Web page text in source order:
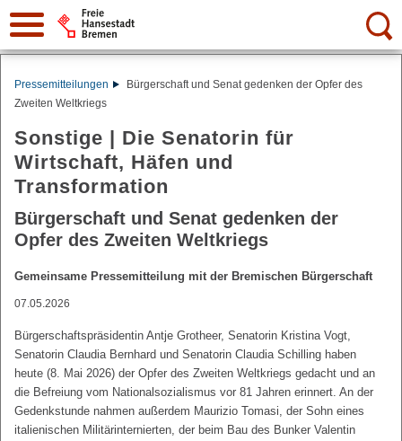
Suche:
Pressemitteilungen
Bürgerschaft und Senat gedenken der Opfer des
Zweiten Weltkriegs
Sonstige | Die Senatorin für
Wirtschaft, Häfen und
Transformation
Bürgerschaft und Senat gedenken der
Opfer des Zweiten Weltkriegs
Gemeinsame Pressemitteilung mit der Bremischen Bürgerschaft
07.05.2026
Bürgerschaftspräsidentin Antje Grotheer, Senatorin Kristina Vogt,
Senatorin Claudia Bernhard und Senatorin Claudia Schilling haben
heute (8. Mai 2026) der Opfer des Zweiten Weltkriegs gedacht und an
die Befreiung vom Nationalsozialismus vor 81 Jahren erinnert. An der
Gedenkstunde nahmen außerdem Maurizio Tomasi, der Sohn eines
italienischen Militärinternierten, der beim Bau des Bunker Valentin